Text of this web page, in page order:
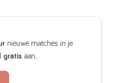
nieuwe matches in je
gratis aan.